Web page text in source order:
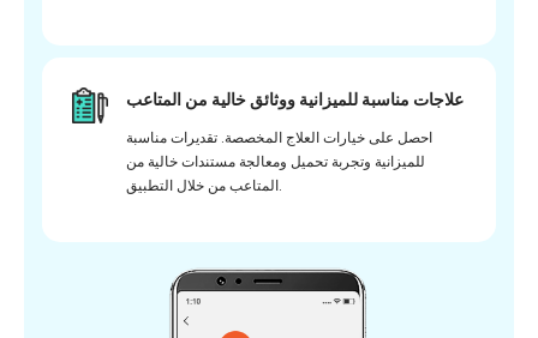
علاجات مناسبة للميزانية ووثائق خالية من المتاعب
احصل على خيارات العلاج المخصصة. تقديرات مناسبة
للميزانية وتجربة تحميل ومعالجة مستندات خالية من
المتاعب من خلال التطبيق.